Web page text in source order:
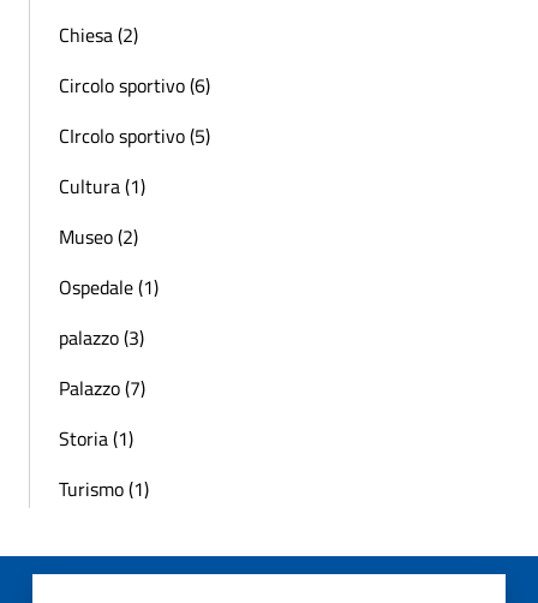
Chiesa (2)
Circolo sportivo (6)
CIrcolo sportivo (5)
Cultura (1)
Museo (2)
Ospedale (1)
palazzo (3)
Palazzo (7)
Storia (1)
Turismo (1)